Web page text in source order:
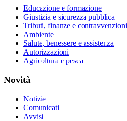
Educazione e formazione
Giustizia e sicurezza pubblica
Tributi, finanze e contravvenzioni
Ambiente
Salute, benessere e assistenza
Autorizzazioni
Agricoltura e pesca
Novità
Notizie
Comunicati
Avvisi